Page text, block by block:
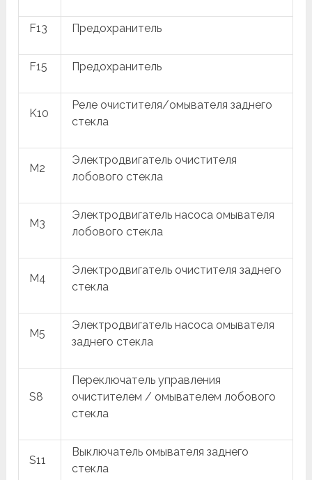
F13 Предохранитель
F15 Предохранитель
K10
Реле очистителя/омывателя заднего
стекла
M2
Электродвигатель очистителя
лобового стекла
M3
Электродвигатель насоса омывателя
лобового стекла
M4
Электродвигатель очистителя заднего
стекла
M5
Электродвигатель насоса омывателя
заднего стекла
S8
Переключатель управления
очистителем / омывателем лобового
стекла
S11
Выключатель омывателя заднего
стекла